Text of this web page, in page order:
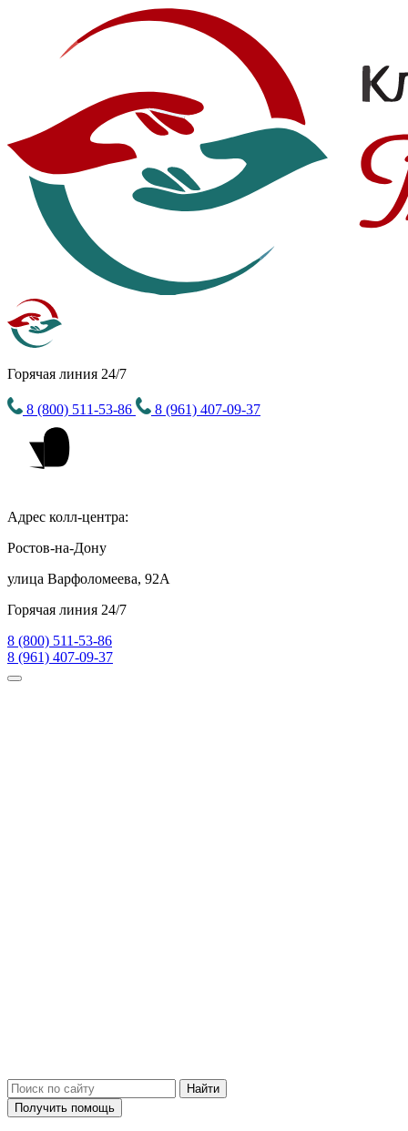
Горячая линия 24/7
8 (800) 511-53-86 8 (961) 407-09-37
Адрес колл-центра:
Ростов-на-Дону
улица Варфоломеева, 92А
Горячая линия 24/7
8 (800) 511-53-86
8 (961) 407-09-37
Получить помощь